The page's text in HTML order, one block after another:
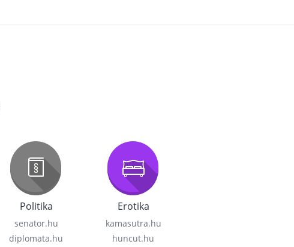
Politika
senator.hu
diplomata.hu
Erotika
kamasutra.hu
huncut.hu